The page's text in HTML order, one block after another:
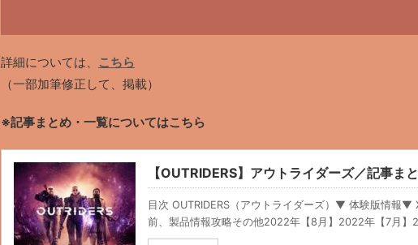
詳細については、
こちら
（一部加筆修正して、掲載）
※記事まとめ・一覧についてはこちら
【OUTRIDERS】アウトライダーズ／記事ま
目次 OUTRIDERS（アウトライダーズ）▼ 体験版情報
前、製品情報攻略その他2022年【8月】2022年【7月